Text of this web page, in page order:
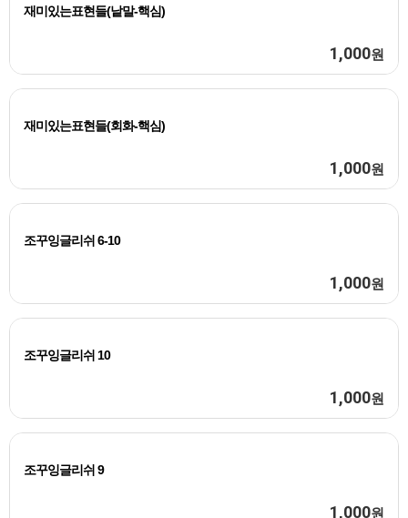
재미있는표현들(낱말-핵심)
1,000원
재미있는표현들(회화-핵심)
1,000원
조꾸잉글리쉬 6-10
1,000원
조꾸잉글리쉬 10
1,000원
조꾸잉글리쉬 9
1,000원